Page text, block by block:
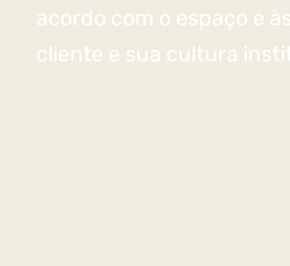
acordo com o espaço e
cliente e sua cultura